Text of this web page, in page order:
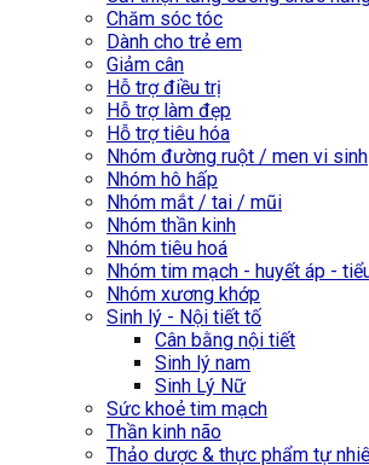
Chăm sóc tóc
Dành cho trẻ em
Giảm cân
Hỗ trợ điều trị
Hỗ trợ làm đẹp
Hỗ trợ tiêu hóa
Nhóm đường ruột / men vi sinh
Nhóm hô hấp
Nhóm mắt / tai / mũi
Nhóm thần kinh
Nhóm tiêu hoá
Nhóm tim mạch - huyết áp -
Nhóm xương khớp
Sinh lý - Nội tiết tố
Cân bằng nội tiết
Sinh lý nam
Sinh Lý Nữ
Sức khoẻ tim mạch
Thần kinh não
Thảo dược & thực phẩm tự